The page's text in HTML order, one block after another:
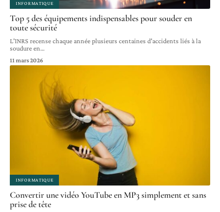
INFORMATIQUE
Top 5 des équipements indispensables pour souder en
toute sécurité
L'INRS recense chaque année plusieurs centaines d'accidents liés à la
soudure en…
11 mars 2026
INFORMATIQUE
Convertir une vidéo YouTube en MP3 simplement et sans
prise de tête